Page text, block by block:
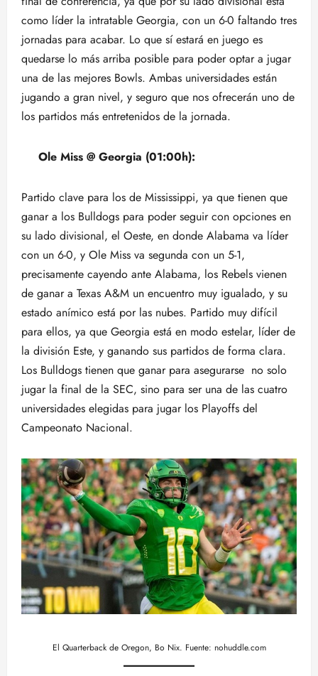
como líder la intratable Georgia, con un 6-0 faltando tres
jornadas para acabar. Lo que sí estará en juego es
quedarse lo más arriba posible para poder optar a jugar
una de las mejores Bowls. Ambas universidades están
jugando a gran nivel, y seguro que nos ofrecerán uno de
los partidos más entretenidos de la jornada.
Ole Miss @ Georgia (01:00h):
Partido clave para los de Mississippi, ya que tienen que
ganar a los Bulldogs para poder seguir con opciones en
su lado divisional, el Oeste, en donde Alabama va líder
con un 6-0, y Ole Miss va segunda con un 5-1,
precisamente cayendo ante Alabama, los Rebels vienen
de ganar a Texas A&M un encuentro muy igualado, y su
estado anímico está por las nubes. Partido muy difícil
para ellos, ya que Georgia está en modo estelar, líder de
la división Este, y ganando sus partidos de forma clara.
Los Bulldogs tienen que ganar para asegurarse no solo
jugar la final de la SEC, sino para ser una de las cuatro
universidades elegidas para jugar los Playoffs del
Campeonato Nacional.
El Quarterback de Oregon, Bo Nix. Fuente: nohuddle.com